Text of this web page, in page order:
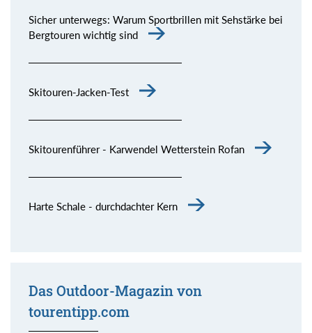
Sicher unterwegs: Warum Sportbrillen mit Sehstärke bei
Bergtouren wichtig sind
Skitouren-Jacken-Test
Skitourenführer - Karwendel Wetterstein Rofan
Harte Schale - durchdachter Kern
Das Outdoor-Magazin von
tourentipp.com